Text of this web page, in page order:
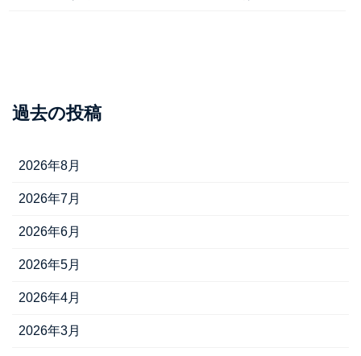
過去の投稿
2026年8月
2026年7月
2026年6月
2026年5月
2026年4月
2026年3月